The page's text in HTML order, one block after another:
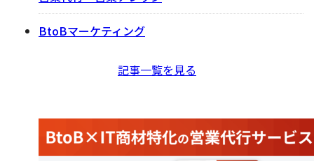
BtoBマーケティング
記事一覧を見る